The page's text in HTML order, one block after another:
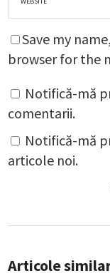
Save my
browser for the
Notifică-mă
comentarii.
Notifică-mă
articole noi.
Articole